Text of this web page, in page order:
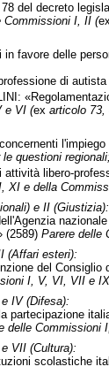
del decreto
Commissioni I, II (
favore delle
di
e VI (ex articolo 73,
questioni regionali;
libero-
e della
e II (Giustizia):
(2589) Parere delle
(Affari esteri):
del
I, V, VI, VII e IX.
IV (Difesa):
partecipazione
delle Commissioni
VII (Cultura):
scolastiche